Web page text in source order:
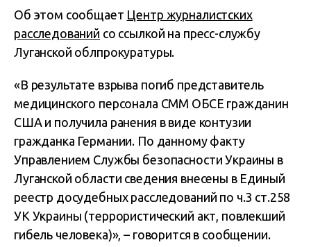
Об этом сообщает Центр журналистских
расследований со ссылкой на пресс-службу
Луганской облпрокуратуры.
«В результате взрыва погиб представитель
медицинского персонала СММ ОБСЕ гражданин
США и получила ранения в виде контузии
гражданка Германии. По данному факту
Управлением Службы безопасности Украины в
Луганской области сведения внесены в Единый
реестр досудебных расследований по ч.3 ст.258
УК Украины (террористический акт, повлекший
гибель человека)», – говорится в сообщении.